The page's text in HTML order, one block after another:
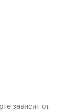
зависит от